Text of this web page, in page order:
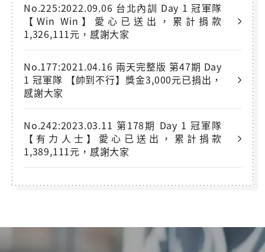
No.225:2022.09.06 台北內訓 Day 1 冠軍隊
【Win Win】愛心已送出，累計捐款
1,326,111元，感謝大家
No.177:2021.04.16 兩天完整版 第47期 Day
1 冠軍隊 【帥到不行】獎金3,000元已捐出，
感謝大家
No.242:2023.03.11 第178期 Day 1 冠軍隊
【有力人士】愛心已送出，累計捐款
1,389,111元，感謝大家